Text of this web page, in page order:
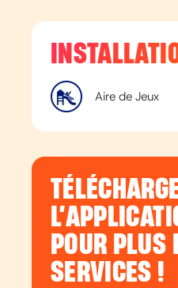
Aire de Jeux
POUR PLUS
SERVICES !